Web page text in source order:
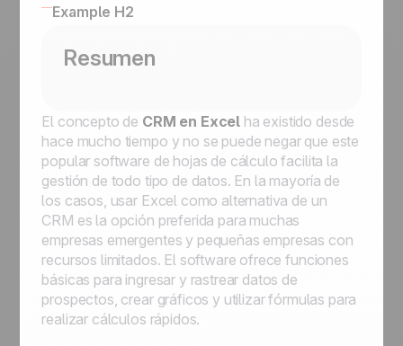
Example H2
Resumen
El concepto de CRM en Excel ha existido desde
hace mucho tiempo y no se puede negar que este
popular software de hojas de cálculo facilita la
gestión de todo tipo de datos. En la mayoría de
los casos, usar Excel como alternativa de un
CRM es la opción preferida para muchas
empresas emergentes y pequeñas empresas con
recursos limitados. El software ofrece funciones
básicas para ingresar y rastrear datos de
prospectos, crear gráficos y utilizar fórmulas para
realizar cálculos rápidos.